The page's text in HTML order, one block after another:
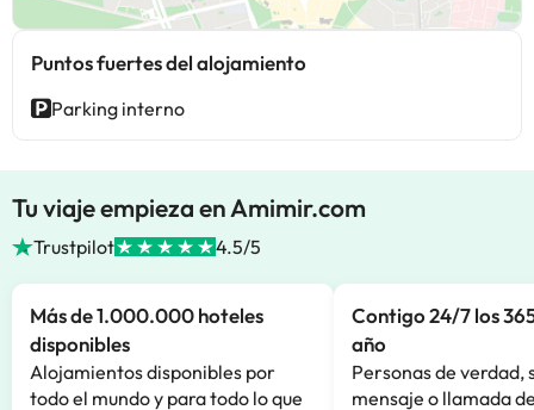
Puntos fuertes del alojamiento
Parking interno
Tu viaje empieza en Amimir.com
Trustpilot 4.5/5
Más de 1.000.000 hoteles
disponibles
Alojamientos disponibles por
todo el mundo y para todo lo que
Contigo 24/7 los
año
Personas de verdad,
mensaje o llamada